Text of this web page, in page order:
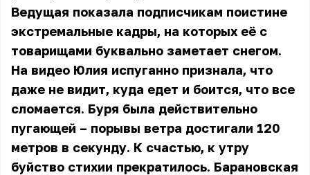
Ведущая показала подписчикам поистине
экстремальные кадры, на которых её с
товарищами буквально заметает снегом.
На видео Юлия испуганно признала, что
даже не видит, куда едет и боится, что все
сломается. Буря была действительно
пугающей – порывы ветра достигали 120
метров в секунду. К счастью, к утру
буйство стихии прекратилось. Барановская